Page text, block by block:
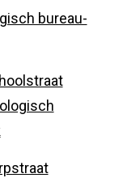
bureau-